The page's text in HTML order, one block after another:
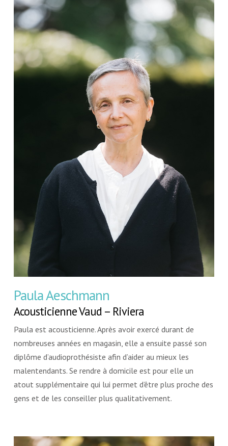
Paula Aeschmann
Acousticienne Vaud – Riviera
Paula est acousticienne. Après avoir exercé durant de
nombreuses années en magasin, elle a ensuite passé son
diplôme d’audioprothésiste afin d’aider au mieux les
malentendants. Se rendre à domicile est pour elle un
atout supplémentaire qui lui permet d’être plus proche des
gens et de les conseiller plus qualitativement.